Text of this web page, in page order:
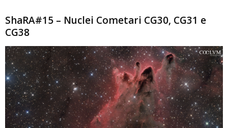
ShaRA#15 – Nuclei Cometari CG30, CG31 e
CG38